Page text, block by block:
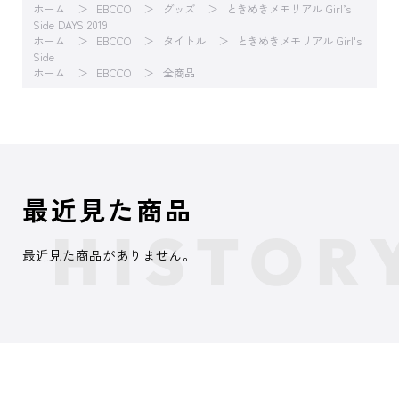
ホーム EBCCO グッズ
ときめきメモリアル Girl’s
Side DAYS 2019
ホーム
EBCCO タイトル
ときめきメモリアル Girl's
Side
ホーム
EBCCO 全商品
最近見た商品
最近見た商品がありません。